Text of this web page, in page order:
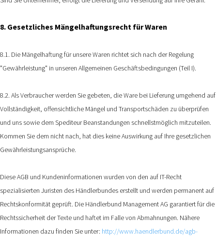
8. Gesetzliches Mängelhaftungsrecht für Waren
8.1. Die Mängelhaftung für unsere Waren richtet sich nach der Regelung
"Gewährleistung" in unseren Allgemeinen Geschäftsbedingungen (Teil I).
8.2. Als Verbraucher werden Sie gebeten, die Ware bei Lieferung umgehend auf
Vollständigkeit, offensichtliche Mängel und Transportschäden zu überprüfen
und uns sowie dem Spediteur Beanstandungen schnellstmöglich mitzuteilen.
Kommen Sie dem nicht nach, hat dies keine Auswirkung auf Ihre gesetzlichen
Gewährleistungsansprüche.
Diese AGB und Kundeninformationen wurden von den auf IT-Recht
spezialisierten Juristen des Händlerbundes erstellt und werden permanent auf
Rechtskonformität geprüft. Die Händlerbund Management AG garantiert für die
Rechtssicherheit der Texte und haftet im Falle von Abmahnungen. Nähere
Informationen dazu finden Sie unter: http://www.haendlerbund.de/agb-